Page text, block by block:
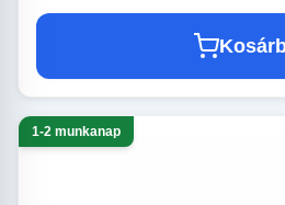
1-2 munkanap